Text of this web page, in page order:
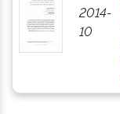
2014-
10